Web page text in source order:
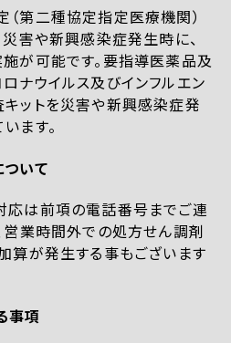
第二種協定指定医療機関）
災害や新興感染症発生時に、
が可能です。要指導医薬品及
ナウイルス及びインフルエン
ットを災害や新興感染症発
ます。
いて
応は前項の電話番号までご連
営業時間外での処方せん調剤
算が発生する事もございます
事項